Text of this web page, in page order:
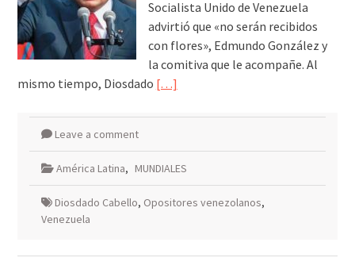
Socialista Unido de Venezuela
advirtió que «no serán recibidos
con flores», Edmundo González y
la comitiva que le acompañe. Al
mismo tiempo, Diosdado […]
Leave a comment
América Latina, MUNDIALES
Diosdado Cabello, Opositores venezolanos,
Venezuela